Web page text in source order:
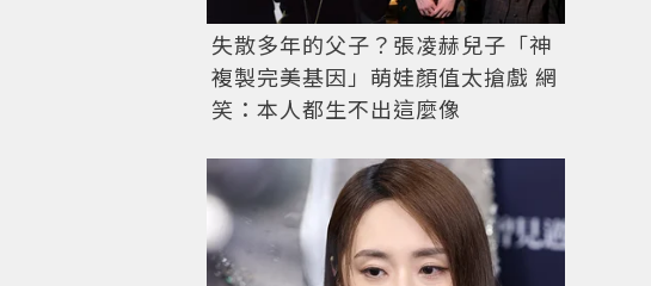
失散多年的父子？張凌赫兒子「神
複製完美基因」萌娃顏值太搶戲 網
笑：本人都生不出這麼像